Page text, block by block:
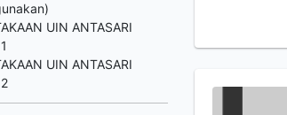
UIN ANTASARI
UIN ANTASARI